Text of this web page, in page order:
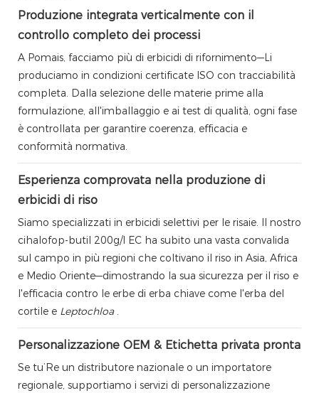
Produzione integrata verticalmente con il
controllo completo dei processi
A Pomais, facciamo più di erbicidi di rifornimento—Li
produciamo in condizioni certificate ISO con tracciabilità
completa. Dalla selezione delle materie prime alla
formulazione, all'imballaggio e ai test di qualità, ogni fase
è controllata per garantire coerenza, efficacia e
conformità normativa.
Esperienza comprovata nella produzione di
erbicidi di riso
Siamo specializzati in erbicidi selettivi per le risaie. Il nostro
cihalofop-butil 200g/l EC ha subito una vasta convalida
sul campo in più regioni che coltivano il riso in Asia, Africa
e Medio Oriente—dimostrando la sua sicurezza per il riso e
l'efficacia contro le erbe di erba chiave come l'erba del
cortile e Leptochloa .
Personalizzazione OEM & Etichetta privata pronta
Se tu’Re un distributore nazionale o un importatore
regionale, supportiamo i servizi di personalizzazione